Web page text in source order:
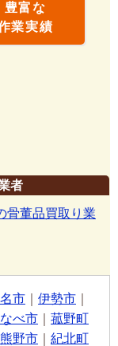
豊富な
業実績
者
骨董品買取り業
市 伊勢市
べ市
菰野町
熊野市
紀北町